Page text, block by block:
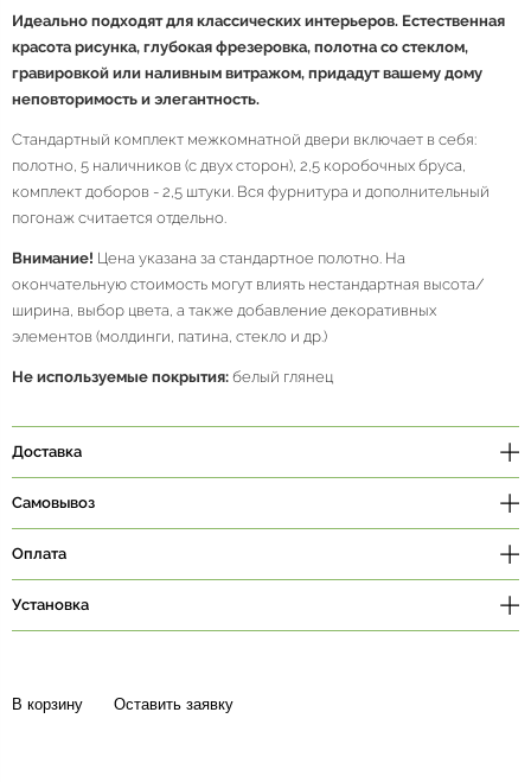
Идеально подходят для классических интерьеров. Естественная
красота рисунка, глубокая фрезеровка, полотна со стеклом,
гравировкой или наливным витражом, придадут вашему дому
неповторимость и элегантность.
Стандартный комплект межкомнатной двери включает в себя:
полотно, 5 наличников (с двух сторон), 2,5 коробочных бруса,
комплект доборов - 2,5 штуки. Вся фурнитура и дополнительный
погонаж считается отдельно.
Внимание! Цена указана за стандартное полотно. На
окончательную стоимость могут влиять нестандартная высота/
ширина, выбор цвета, а также добавление декоративных
элементов (молдинги, патина, стекло и др.)
Не используемые покрытия: белый глянец
Доставка
Самовывоз
Оплата
Установка
В корзину Оставить заявку